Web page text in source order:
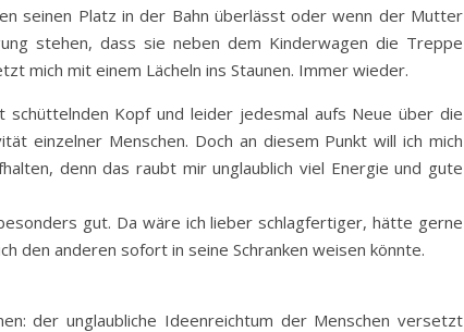
seinen Platz in der Bahn überlässt oder wenn der Mutter
stehen, dass sie neben dem Kinderwagen die Treppe
mich mit einem Lächeln ins Staunen. Immer wieder.
Kopf und leider jedesmal aufs Neue über die
einzelner Menschen. Doch an diesem Punkt will ich mich
denn das raubt mir unglaublich viel Energie und gute
gut. Da wäre ich lieber schlagfertiger, hätte gerne
den anderen sofort in seine Schranken weisen könnte.
der unglaubliche Ideenreichtum der Menschen versetzt